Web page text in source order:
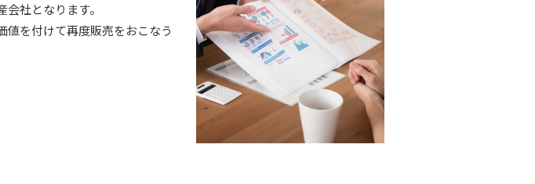
社となります。
値を付けて再度販売をおこなう